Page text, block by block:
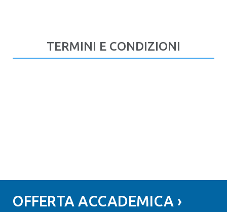
TERMINI E CONDIZIONI
OFFERTA ACCADEMICA ›